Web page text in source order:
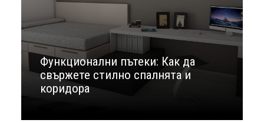
Функционални пътеки: Как да
свържете стилно спалнята и
коридора